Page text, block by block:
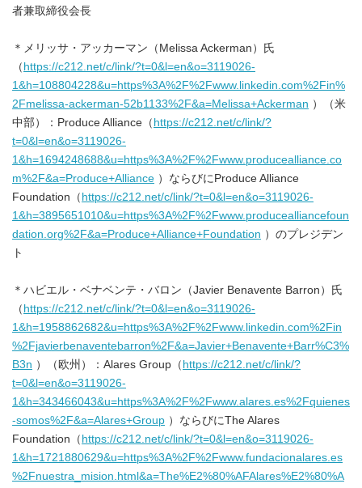
者兼取締役会長
＊メリッサ・アッカーマン（Melissa Ackerman）氏
（ https://c212.net/c/link/?t=0&l=en&o=3119026-
1&h=108804228&u=https%3A%2F%2Fwww.linkedin.com%2Fin%
2Fmelissa-ackerman-52b1133%2F&a=Melissa+Ackerman ）（米
中部）：Produce Alliance（ https://c212.net/c/link/?
t=0&l=en&o=3119026-
1&h=1694248688&u=https%3A%2F%2Fwww.producealliance.co
m%2F&a=Produce+Alliance ）ならびにProduce Alliance
Foundation（ https://c212.net/c/link/?t=0&l=en&o=3119026-
1&h=3895651010&u=https%3A%2F%2Fwww.producealliancefoun
dation.org%2F&a=Produce+Alliance+Foundation ）のプレジデン
ト
＊ハビエル・ベナベンテ・バロン（Javier Benavente Barron）氏
（ https://c212.net/c/link/?t=0&l=en&o=3119026-
1&h=1958862682&u=https%3A%2F%2Fwww.linkedin.com%2Fin
%2Fjavierbenaventebarron%2F&a=Javier+Benavente+Barr%C3%
B3n ）（欧州）：Alares Group（ https://c212.net/c/link/?
t=0&l=en&o=3119026-
1&h=343466043&u=https%3A%2F%2Fwww.alares.es%2Fquienes
-somos%2F&a=Alares+Group ）ならびにThe Alares
Foundation（ https://c212.net/c/link/?t=0&l=en&o=3119026-
1&h=1721880629&u=https%3A%2F%2Fwww.fundacionalares.es
%2Fnuestra_mision.html&a=The%E2%80%AFAlares%E2%80%A